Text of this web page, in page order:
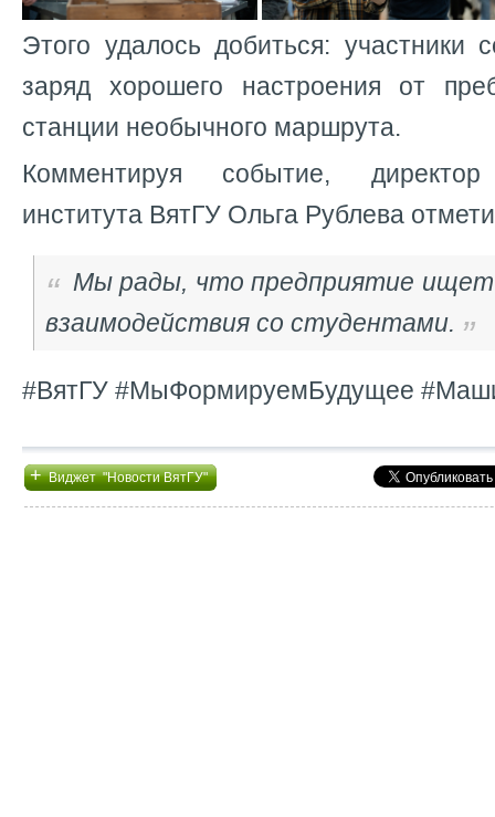
Этого удалось добиться: участники
заряд хорошего настроения от
станции необычного маршрута.
Комментируя событие, директор
института ВятГУ Ольга Рублева
Мы рады, что предприятие
взаимодействия со студентами.
#ВятГУ #МыФормируемБудущее
+Виджет "Новости ВятГУ"